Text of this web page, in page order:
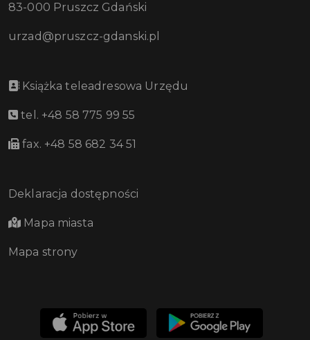
83-000 Pruszcz Gdański
urzad@pruszcz-gdanski.pl
Książka teleadresowa Urzędu
tel. +48 58 775 99 55
fax. +48 58 682 34 51
Deklaracja dostępności
Mapa miasta
Mapa strony